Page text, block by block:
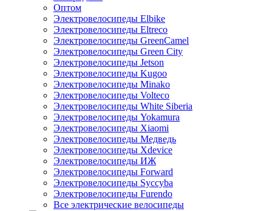
Оптом
Электровелосипеды Elbike
Электровелосипеды Eltreco
Электровелосипеды GreenCamel
Электровелосипеды Green City
Электровелосипеды Jetson
Электровелосипеды Kugoo
Электровелосипеды Minako
Электровелосипеды Volteco
Электровелосипеды White Siberia
Электровелосипеды Yokamura
Электровелосипеды Xiaomi
Электровелосипеды Медведь
Электровелосипеды Xdevice
Электровелосипеды ИЖ
Электровелосипеды Forward
Электровелосипеды Syccyba
Электровелосипеды Furendo
Все электрические велосипеды